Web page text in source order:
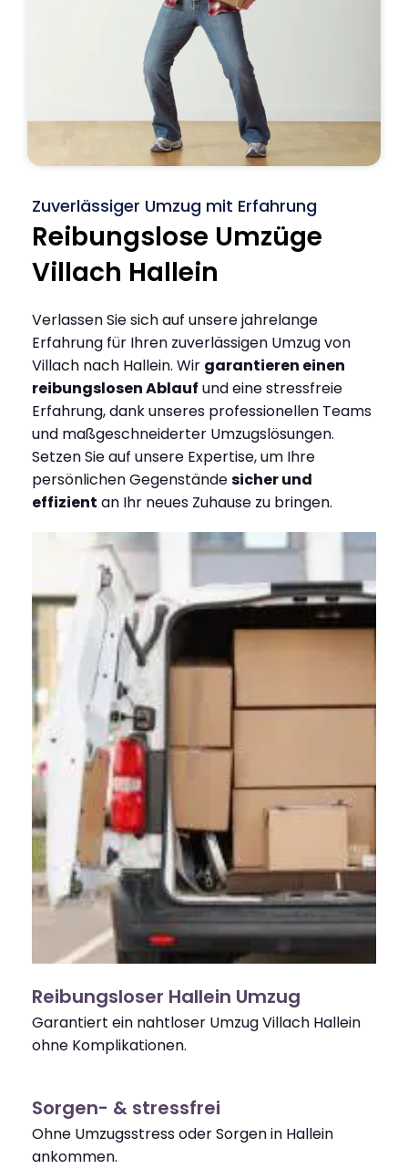
Zuverlässiger Umzug mit Erfahrung
Reibungslose Umzüge
Villach Hallein
Verlassen Sie sich auf unsere jahrelange
Erfahrung für Ihren zuverlässigen Umzug von
Villach nach Hallein. Wir garantieren einen
reibungslosen Ablauf und eine stressfreie
Erfahrung, dank unseres professionellen Teams
und maßgeschneiderter Umzugslösungen.
Setzen Sie auf unsere Expertise, um Ihre
persönlichen Gegenständesicher und
effizient an Ihr neues Zuhause zu bringen.
Reibungsloser Hallein Umzug
Garantiert ein nahtloser Umzug Villach Hallein
ohne Komplikationen.
Sorgen- & stressfrei
Ohne Umzugsstress oder Sorgen in Hallein
ankommen.